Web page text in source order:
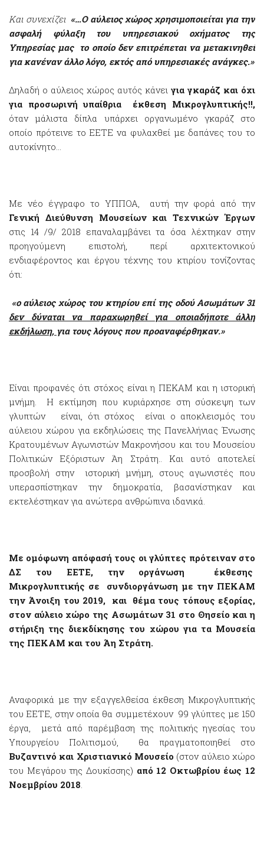
Και συνεχίζει «…Ο αύλειος χώρος χρησιμοποιείται για την
ασφαλή φύλαξη του υπηρεσιακού οχήματος της
Υπηρεσίας μας το οποίο δεν επιτρέπεται να μετακινηθεί
για κανέναν άλλο λόγο, εκτός από υπηρεσιακές ανάγκες.»
Δηλαδή ο αύλειος χώρος αυτός κάνει για γκαράζ και όχι
για προσωρινή υπαίθρια έκθεση Μικρογλυπτικής!!,
όταν μάλιστα δίπλα υπάρχει οργανωμένο γκαράζ στο
οποίο πρότεινε το ΕΕΤΕ να φυλαχθεί με δαπάνες του το
αυτοκίνητο...
Με νέο έγγραφο το ΥΠΠΟΑ, αυτή την φορά από την
Γενική Διεύθυνση Μουσείων και Τεχνικών Έργων
στις 14 /9/ 2018 επαναλαμβάνει τα όσα λέχτηκαν στην
προηγούμενη επιστολή, περί αρχιτεκτονικού
ενδιαφέροντος και έργου τέχνης του κτιρίου τονίζοντας
ότι:
«ο αύλειος χώρος του κτηρίου επί της οδού Ασωμάτων 31
δεν δύναται να παραχωρηθεί για οποιαδήποτε άλλη
εκδήλωση, για τους λόγους που προαναφέρθηκαν.»
Είναι προφανές ότι στόχος είναι η ΠΕΚΑΜ και η ιστορική
μνήμη. Η εκτίμηση που κυριάρχησε στη σύσκεψη των
γλυπτών είναι, ότι στόχος είναι ο αποκλεισμός του
αύλειου χώρου για εκδηλώσεις της Πανελλήνιας Ένωσης
Κρατουμένων Αγωνιστών Μακρονήσου και του Μουσείου
Πολιτικών Εξόριστων Άη Στράτη.. Και αυτό αποτελεί
προσβολή στην ιστορική μνήμη, στους αγωνιστές που
υπερασπίστηκαν την δημοκρατία, βασανίστηκαν και
εκτελέστηκαν για ανώτερα ανθρώπινα ιδανικά.
Με ομόφωνη απόφασή τους οι γλύπτες πρότειναν στο
ΔΣ του ΕΕΤΕ, την οργάνωση έκθεσης
Μικρογλυπτικής σε συνδιοργάνωση με την ΠΕΚΑΜ
την Άνοιξη του 2019, και θέμα τους τόπους εξορίας,
στον αύλειο χώρο της Ασωμάτων 31 στο Θησείο και η
στήριξη της διεκδίκησης του χώρου για τα Μουσεία
της ΠΕΚΑΜ και του Άη Στράτη.
Αναφορικά με την εξαγγελθείσα έκθεση Μικρογλυπτικής
του ΕΕΤΕ, στην οποία θα συμμετέχουν 99 γλύπτες με 150
έργα, μετά από παρέμβαση της πολιτικής ηγεσίας του
Υπουργείου Πολιτισμού, θα πραγματοποιηθεί στο
Βυζαντινό και Χριστιανικό Μουσείο (στον αύλειο χώρο
του Μεγάρου της Δουκίσσης) από 12 Οκτωβρίου έως 12
Νοεμβρίου 2018.